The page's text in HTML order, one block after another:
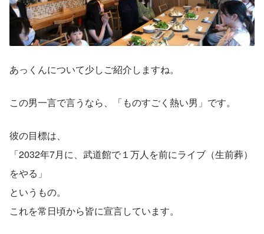
あっくんについて少しご紹介しますね。
この男一言で言うなら、「ものすごく熱い男」です。
彼の目標は、
「2032年7月に、武道館で１万人を前にライブ（生前葬）
をやる」
というもの。
これを常日頃から皆に宣言しています。